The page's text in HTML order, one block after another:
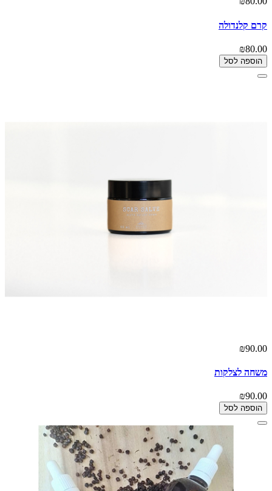
קרם קלנדולה
₪80.00
הוספה לסל
₪90.00
משחה לצלקות
₪90.00
הוספה לסל